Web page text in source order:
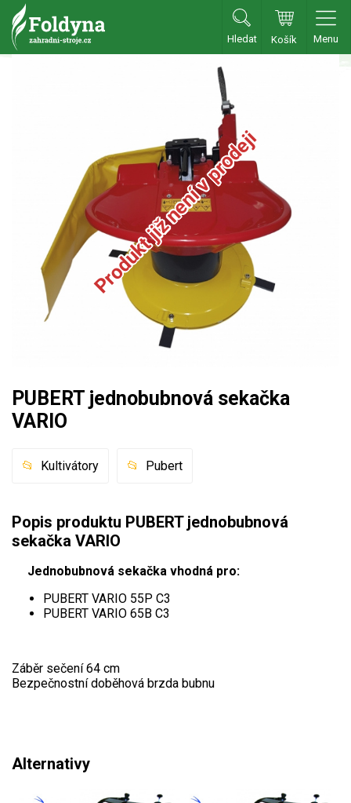
Hledat Košík Menu
Příslušenství
Sekačky
Benzínové sekačky
Akumulátorové sekačky
Robotické sekačky
Křovinořezy a vyžínače
Aku křovinořezy a vyžínače
Motorové pily
Benzínové pily
Aku pily
Elektrické pily
AKU zahradní technika
Aku pily
Produkt již není v prodeji
PUBERT jednobubnová sekačka
VARIO
Kultivátory Pubert
Popis produktu PUBERT jednobubnová
sekačka VARIO
Jednobubnová sekačka vhodná pro:
PUBERT VARIO 55P C3
PUBERT VARIO 65B C3
Záběr sečení 64 cm
Bezpečnostní doběhová brzda bubnu
Alternativy